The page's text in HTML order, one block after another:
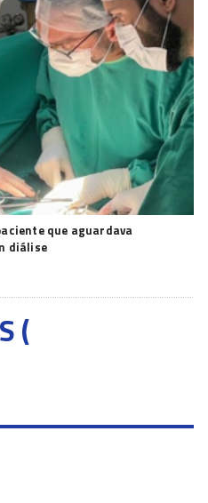
que aguardava
diálise
(